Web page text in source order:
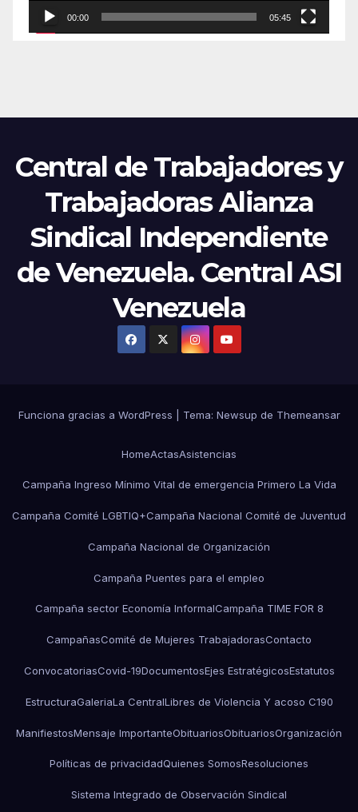
00:00 05:45
Central de Trabajadores y
Trabajadoras Alianza
Sindical Independiente
de Venezuela. Central ASI
Venezuela
Funciona gracias a WordPress Tema: Newsup de Themeansar
HomeActasAsistencias
Campaña Ingreso Mínimo Vital de emergencia Primero La Vida
Campaña Comité LGBTIQ+Campaña Nacional Comité de Juventud
Campaña Nacional de Organización
Campaña Puentes para el empleo
Campaña sector Economía InformalCampaña TIME FOR 8
CampañasComité de Mujeres TrabajadorasContacto
ConvocatoriasCovid-19DocumentosEjes EstratégicosEstatutos
EstructuraGaleriaLa CentralLibres de Violencia Y acoso C190
ManifiestosMensaje ImportanteObituariosObituariosOrganización
Políticas de privacidadQuienes SomosResoluciones
Sistema Integrado de Observación Sindical